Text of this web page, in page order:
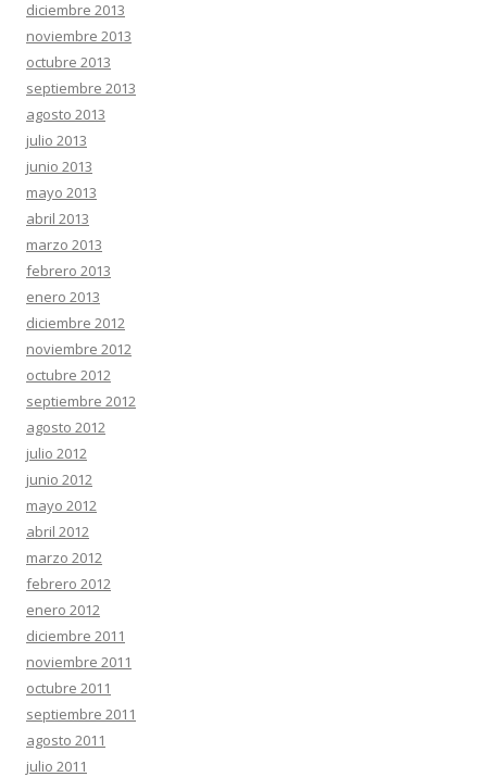
diciembre 2013
noviembre 2013
octubre 2013
septiembre 2013
agosto 2013
julio 2013
junio 2013
mayo 2013
abril 2013
marzo 2013
febrero 2013
enero 2013
diciembre 2012
noviembre 2012
octubre 2012
septiembre 2012
agosto 2012
julio 2012
junio 2012
mayo 2012
abril 2012
marzo 2012
febrero 2012
enero 2012
diciembre 2011
noviembre 2011
octubre 2011
septiembre 2011
agosto 2011
julio 2011